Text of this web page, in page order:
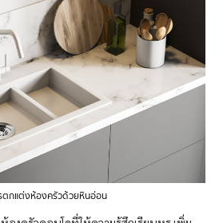
กแต่งห้องครัวด้วยหินอ่อน